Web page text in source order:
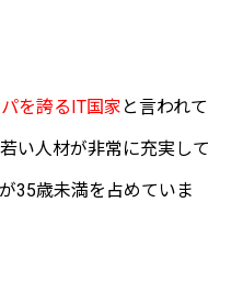
を誇るIT国家 と言われて
い人材が非常に充実して
35歳未満を占めていま